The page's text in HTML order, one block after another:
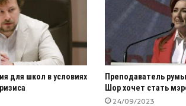
для школ в условиях
Преподаватель
Шор хочет стать
24/09/2023